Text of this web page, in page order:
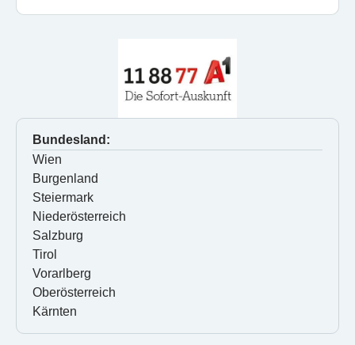
Bundesland:
Wien
Burgenland
Steiermark
Niederösterreich
Salzburg
Tirol
Vorarlberg
Oberösterreich
Kärnten